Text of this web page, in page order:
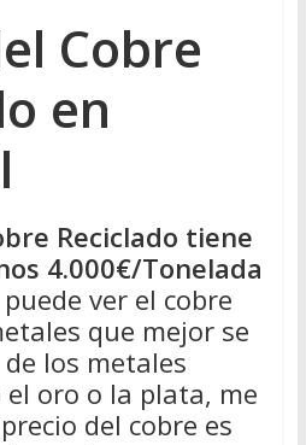
Cobre
en
Reciclado tiene
4.000€/Tonelada
ver el cobre
que mejor se
los metales
el oro o la plata, me
del cobre es